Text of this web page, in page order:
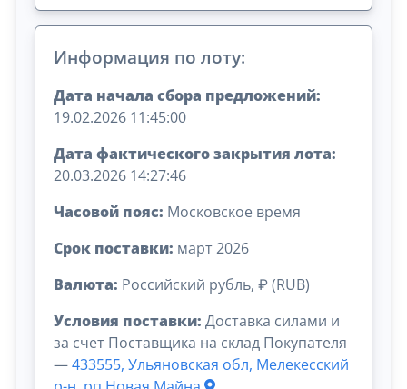
Информация по лоту:
Дата начала сбора предложений:
19.02.2026 11:45:00
Дата фактического закрытия лота:
20.03.2026 14:27:46
Часовой пояс: Московское время
Срок поставки: март 2026
Валюта: Российский рубль, ₽ (RUB)
Условия поставки: Доставка силами и
за счет Поставщика на склад Покупателя
—433555, Ульяновская обл, Мелекесский